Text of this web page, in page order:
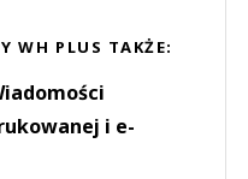
WH PLUS TAKŻE:
i e-